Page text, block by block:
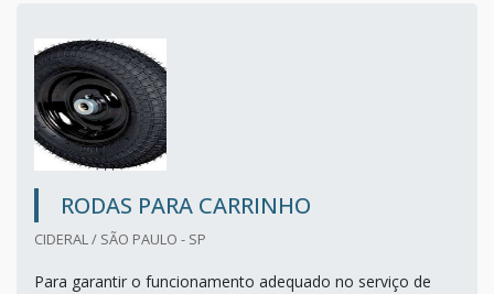
RODAS PARA CARRINHO
CIDERAL / SÃO PAULO - SP
Para garantir o funcionamento adequado no serviço de